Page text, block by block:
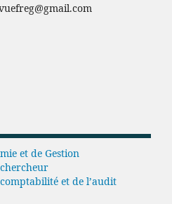
et de Gestion
et de l’audit